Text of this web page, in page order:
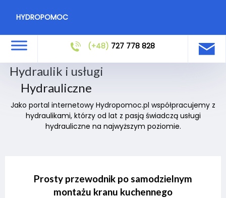
HYDROPOMOC
(+48) 727 778 828
Hydraulik i usługi
Hydrauliczne
Jako portal internetowy Hydropomoc.pl współpracujemy z
hydraulikami, którzy od lat z pasją świadczą usługi
hydrauliczne na najwyższym poziomie.
Prosty przewodnik po samodzielnym
montażu kranu kuchennego